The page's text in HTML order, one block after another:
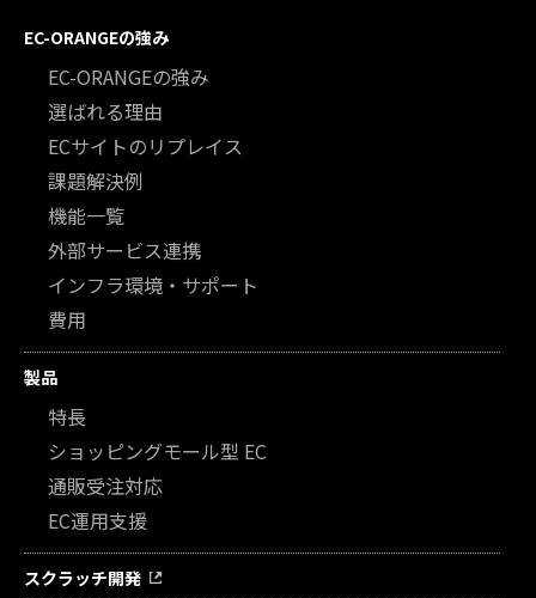
EC-ORANGEの強み
EC-ORANGEの強み
選ばれる理由
ECサイトのリプレイス
課題解決例
機能一覧
外部サービス連携
インフラ環境・サポート
費用
製品
特長
ショッピングモール型 EC
通販受注対応
EC運用支援
スクラッチ開発